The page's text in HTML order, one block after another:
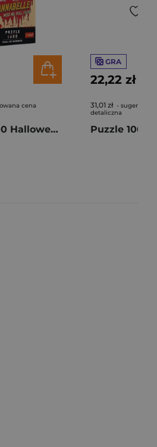
cena
Puzzle 1000 Halloween Trefl Premium Plus Annabelle 12112
GRA
22,22 zł
31,01 zł -
detaliczna